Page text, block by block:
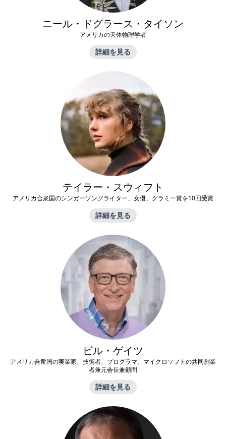
ニール・ドグラース・タイソン
アメリカの天体物理学者
詳細を見る
テイラー・スウィフト
アメリカ合衆国のシンガーソングライター、女優、グラミー賞を10回受賞
詳細を見る
ビル・ゲイツ
アメリカ合衆国の実業家、技術者、プログラマ、マイクロソフトの共同創業
者兼元会長兼顧問
詳細を見る